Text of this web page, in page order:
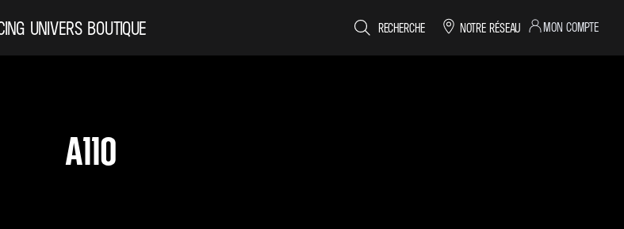
UNIVERS BOUTIQUE RECHERCHE NOTRE RÉSEAU MON COMPTE
A110